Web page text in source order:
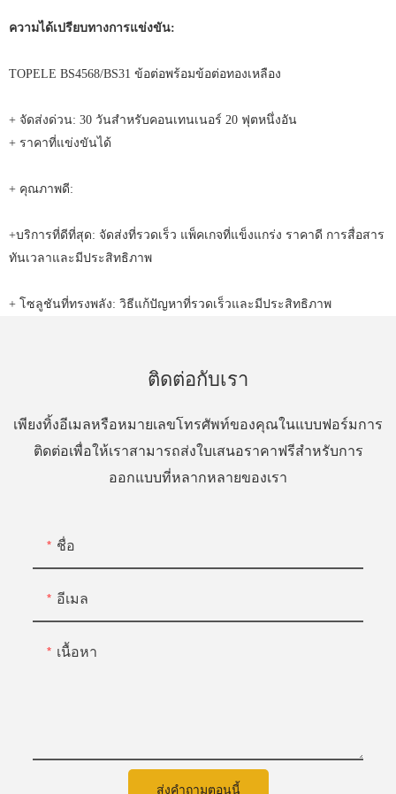
ความได้เปรียบทางการแข่งขัน:
TOPELE BS4568/BS31 ข้อต่อพร้อมข้อต่อทองเหลือง
+ จัดส่งด่วน: 30 วันสำหรับคอนเทนเนอร์ 20 ฟุตหนึ่งอัน
+ ราคาที่แข่งขันได้
+ คุณภาพดี:
+บริการที่ดีที่สุด: จัดส่งที่รวดเร็ว แพ็คเกจที่แข็งแกร่ง ราคาดี การสื่อสาร
ทันเวลาและมีประสิทธิภาพ
+ โซลูชันที่ทรงพลัง: วิธีแก้ปัญหาที่รวดเร็วและมีประสิทธิภาพ
ติดต่อกับเรา
เพียงทิ้งอีเมลหรือหมายเลขโทรศัพท์ของคุณในแบบฟอร์มการ
ติดต่อเพื่อให้เราสามารถส่งใบเสนอราคาฟรีสำหรับการ
ออกแบบที่หลากหลายของเรา
ชื่อ
อีเมล
เนื้อหา
ส่งคำถามตอนนี้